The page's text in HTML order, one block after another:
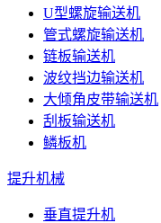
U型螺旋输送机
管式螺旋输送机
链板输送机
波纹挡边输送机
大倾角皮带输送机
刮板输送机
鳞板机
提升机械
垂直提升机